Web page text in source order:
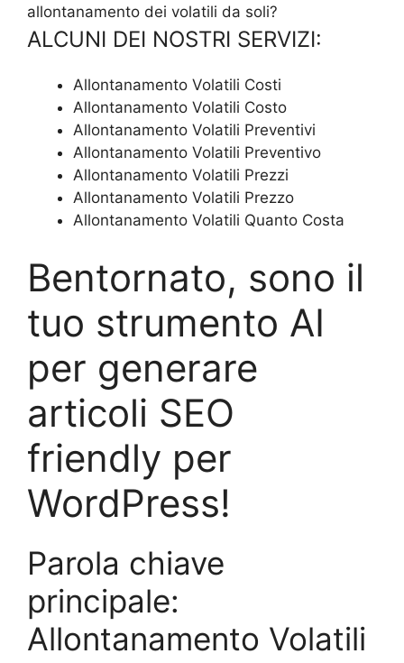
allontanamento dei volatili da soli?
ALCUNI DEI NOSTRI SERVIZI:
Allontanamento Volatili Costi
Allontanamento Volatili Costo
Allontanamento Volatili Preventivi
Allontanamento Volatili Preventivo
Allontanamento Volatili Prezzi
Allontanamento Volatili Prezzo
Allontanamento Volatili Quanto Costa
Bentornato, sono il
tuo strumento AI
per generare
articoli SEO
friendly per
WordPress!
Parola chiave
principale:
Allontanamento Volatili